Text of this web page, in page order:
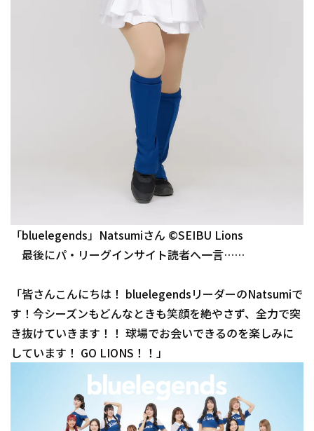
「bluelegends」Natsumiさん ©SEIBU Lions
最後にパ・リーグインサイト読者へ一言……
「皆さんこんにちは！ bluelegendsリーダーのNatsumiで
す！今シーズンもどんなときも笑顔を絶やさず、全力で突
き抜けていきます！！ 球場でお会いできるのを楽しみに
しています！ GO LIONS！！」